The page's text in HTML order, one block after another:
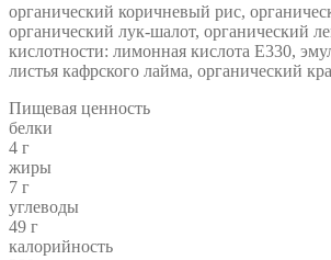
органический коричневый рис,
органический лук-шалот, органический
кислотности: лимонная кислота Е330,
листья кафрского лайма, органический
Пищевая ценность
белки
4 г
жиры
7 г
углеводы
49 г
калорийность